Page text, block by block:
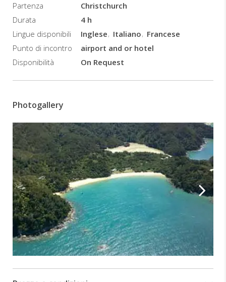
Partenza
Christchurch
Durata
4 h
Lingue disponibili
Inglese Italiano
Francese
Punto di incontro
airport and or hotel
Disponibilità
On Request
Photogallery